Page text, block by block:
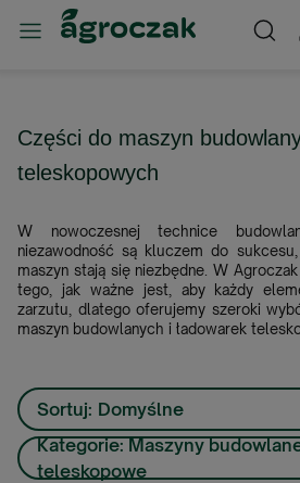
Części do maszyn
teleskopowych
W nowoczesnej technice
niezawodność są kluczem do
maszyn stają się niezbędne. W
tego, jak ważne jest, aby każdy
zarzutu, dlatego oferujemy szeroki
maszyn budowlanych i ładowarek
Sortuj: Domyślne
Kategorie: Maszyny
teleskopowe